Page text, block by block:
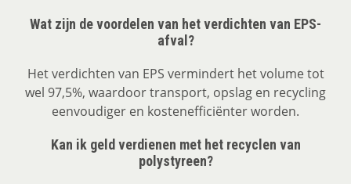
Wat zijn de voordelen van het verdichten van EPS-
afval?
Het verdichten van EPS vermindert het volume tot
wel 97,5%, waardoor transport, opslag en recycling
eenvoudiger en kostenefficiënter worden.
Kan ik geld verdienen met het recyclen van
polystyreen?